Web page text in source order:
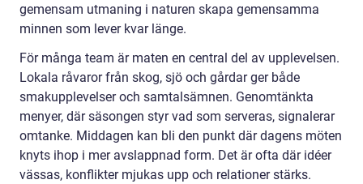
gemensam utmaning i naturen skapa gemensamma
minnen som lever kvar länge.
För många team är maten en central del av upplevelsen.
Lokala råvaror från skog, sjö och gårdar ger både
smakupplevelser och samtalsämnen. Genomtänkta
menyer, där säsongen styr vad som serveras, signalerar
omtanke. Middagen kan bli den punkt där dagens möten
knyts ihop i mer avslappnad form. Det är ofta där idéer
vässas, konflikter mjukas upp och relationer stärks.